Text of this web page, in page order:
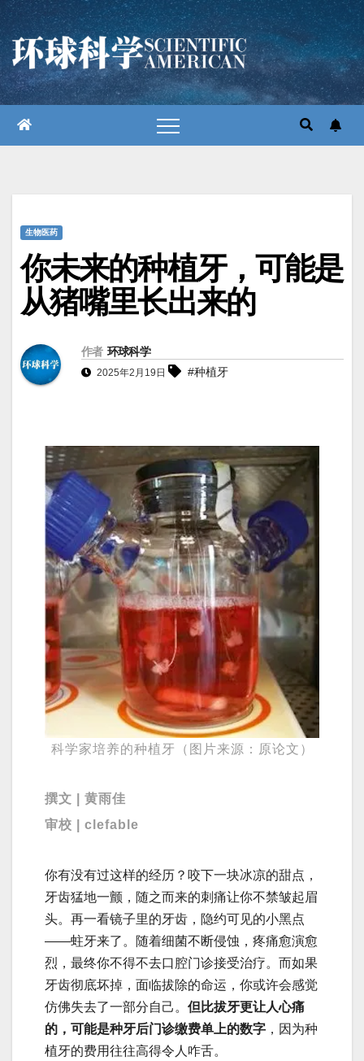
跳
至
内
容
生物医药
你未来的种植牙，可能是
从猪嘴里长出来的
作者 环球科学
2025年2月19日 #种植牙
科学家培养的种植牙（图片来源：原论文）
撰文 | 黄雨佳
审校 | clefable
你有没有过这样的经历？咬下一块冰凉的甜点，
牙齿猛地一颤，随之而来的刺痛让你不禁皱起眉
头。再一看镜子里的牙齿，隐约可见的小黑点
——蛀牙来了。随着细菌不断侵蚀，疼痛愈演愈
烈，最终你不得不去口腔门诊接受治疗。而如果
牙齿彻底坏掉，面临拔除的命运，你或许会感觉
仿佛失去了一部分自己。 但比拔牙更让人心痛
的，可能是种牙后门诊缴费单上的数字 ，因为种
植牙的费用往往高得令人咋舌。